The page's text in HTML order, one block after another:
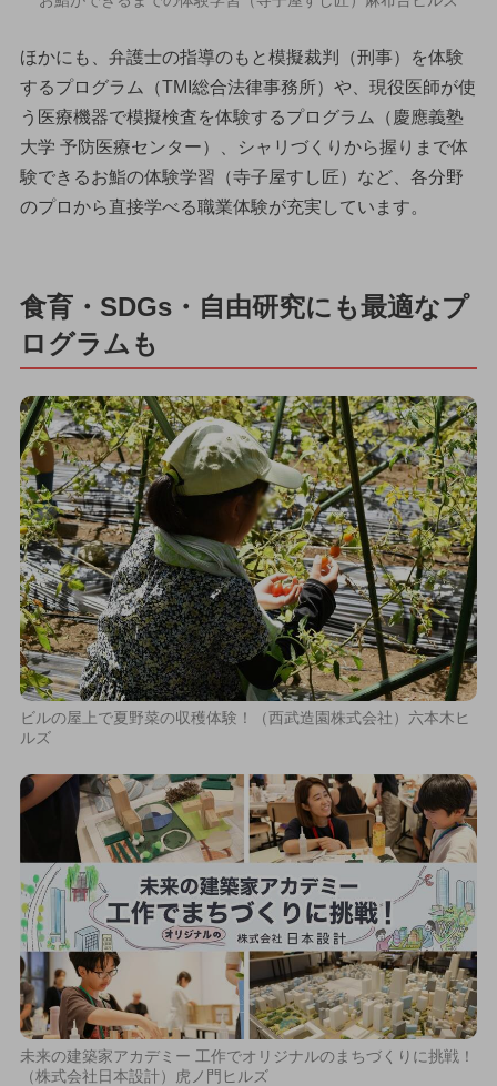
ほかにも、弁護士の指導のもと模擬裁判（刑事）を体験
するプログラム（TMI総合法律事務所）や、現役医師が使
う医療機器で模擬検査を体験するプログラム（慶應義塾
大学 予防医療センター）、シャリづくりから握りまで体
験できるお鮨の体験学習（寺子屋すし匠）など、各分野
のプロから直接学べる職業体験が充実しています。
食育・SDGs・自由研究にも最適なプ
ログラムも
ビルの屋上で夏野菜の収穫体験！（西武造園株式会社）六本木ヒ
ルズ
未来の建築家アカデミー 工作でオリジナルのまちづくりに挑戦！
（株式会社日本設計）虎ノ門ヒルズ